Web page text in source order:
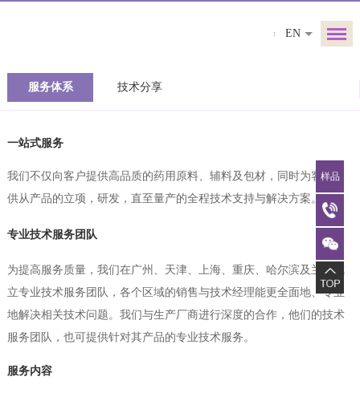
EN
服务体系 技术分享
一站式服务
我们不仅向客户提供高品质的药用原料、辅料及包材，同时为客户提
供从产品的立项，研发，直至量产的全程技术支持与解决方案。
专业技术服务团队
为提高服务质量，我们在广州、天津、上海、重庆、哈尔滨及兰州成
立专业技术服务团队，各个区域的销售与技术经理能更全面地、专业
地解决相关技术问题。我们与生产厂商进行深度的合作，他们的技术
服务团队，也可提供针对其产品的专业技术服务。
服务内容
样品